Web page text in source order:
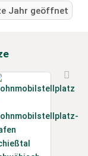
Jahr geöffnet